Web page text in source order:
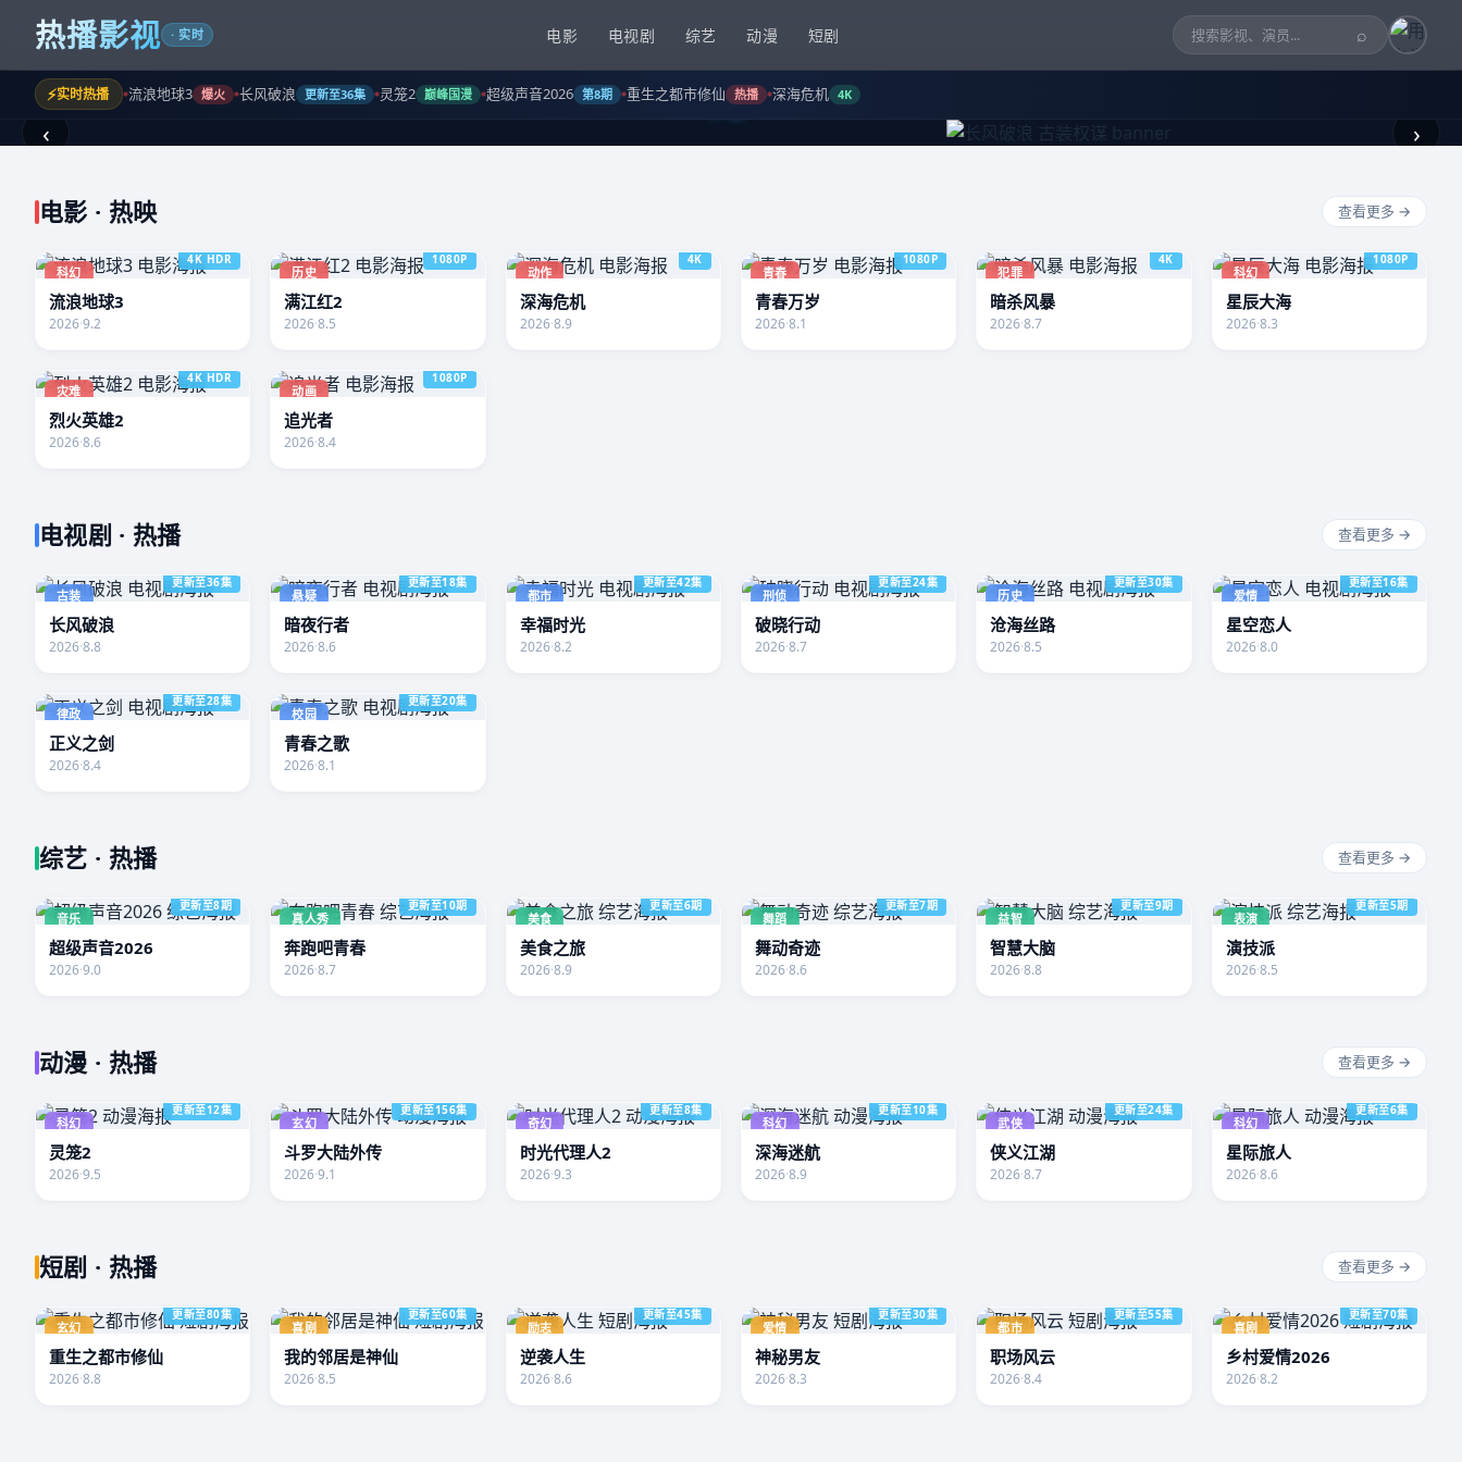
热播影视 · 实时 电影 电视剧 综艺 动漫 短剧 ⌕
⚡实时热播 流浪地球3 爆火 长风破浪 更新至36集 灵笼2 巅峰国漫 超级声音2026 第8期 重生之都市修仙 热播 深海危机 4K
长风破浪
风云变幻的朝堂之上，一介布衣书生以智谋搅动天下棋局。
▶ 立即播放
‹ ›
电影 · 热映 查看更多 →
科幻
4K HDR
流浪地球3
2026·9.2
历史
1080P
满江红2
2026·8.5
动作
4K
深海危机
2026·8.9
青春
1080P
青春万岁
2026·8.1
犯罪
4K
暗杀风暴
2026·8.7
科幻
1080P
星辰大海
2026·8.3
灾难
4K HDR
烈火英雄2
2026·8.6
动画
1080P
追光者
2026·8.4
电视剧 · 热播 查看更多 →
古装
更新至36集
长风破浪
2026·8.8
悬疑
更新至18集
暗夜行者
2026·8.6
都市
更新至42集
幸福时光
2026·8.2
刑侦
更新至24集
破晓行动
2026·8.7
历史
更新至30集
沧海丝路
2026·8.5
爱情
更新至16集
星空恋人
2026·8.0
律政
更新至28集
正义之剑
2026·8.4
校园
更新至20集
青春之歌
2026·8.1
综艺 · 热播 查看更多 →
音乐
更新至8期
超级声音2026
2026·9.0
真人秀
更新至10期
奔跑吧青春
2026·8.7
美食
更新至6期
美食之旅
2026·8.9
舞蹈
更新至7期
舞动奇迹
2026·8.6
益智
更新至9期
智慧大脑
2026·8.8
表演
更新至5期
演技派
2026·8.5
动漫 · 热播 查看更多 →
科幻
更新至12集
灵笼2
2026·9.5
玄幻
更新至156集
斗罗大陆外传
2026·9.1
奇幻
更新至8集
时光代理人2
2026·9.3
科幻
更新至10集
深海迷航
2026·8.9
武侠
更新至24集
侠义江湖
2026·8.7
科幻
更新至6集
星际旅人
2026·8.6
短剧 · 热播 查看更多 →
玄幻
更新至80集
重生之都市修仙
2026·8.8
喜剧
更新至60集
我的邻居是神仙
2026·8.5
励志
更新至45集
逆袭人生
2026·8.6
爱情
更新至30集
神秘男友
2026·8.3
都市
更新至55集
职场风云
2026·8.4
喜剧
更新至70集
乡村爱情2026
2026·8.2